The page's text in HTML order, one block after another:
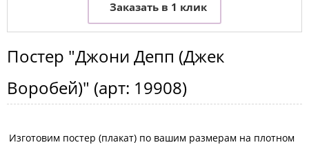
Постер "Джони Депп (Джек
Воробей)" (арт: 19908)
Изготовим постер (плакат) по вашим размерам на плотном